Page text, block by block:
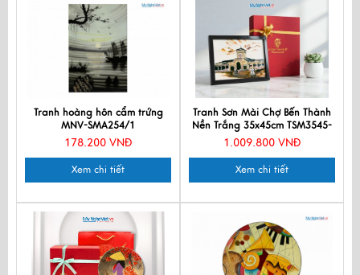
Tranh hoàng hôn cẩm trứng
MNV-SMA254/1
178.200 VNĐ
Xem chi tiết
Tranh Sơn Mài Chợ Bến Thành
Nền Trắng 35x45cm TSM3545-
1.6
1.009.800 VNĐ
Xem chi tiết